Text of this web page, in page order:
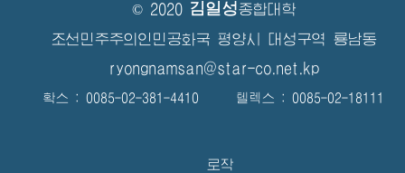
© 2020 김일성종합대학
조선민주주의인민공화국 평양시 대성구역 룡남동
ryongnamsan@star-co.net.kp
확스 : 0085-02-381-4410 텔렉스 : 0085-02-18111
로작